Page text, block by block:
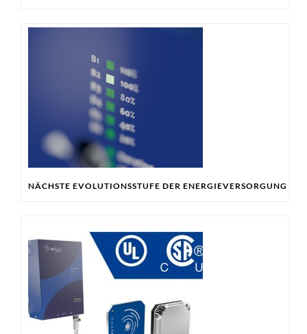
NÄCHSTE EVOLUTIONSSTUFE DER ENERGIEVERSORGUNG